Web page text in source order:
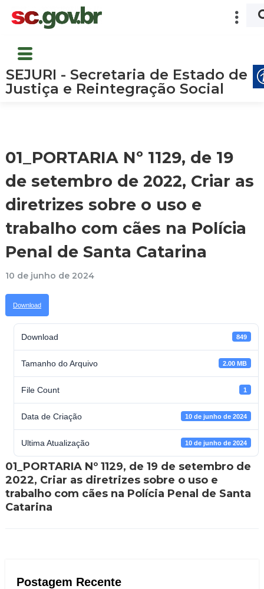
SEJURI - Secretaria de Estado de
Justiça e Reintegração Social
01_PORTARIA Nº 1129, de 19
de setembro de 2022, Criar as
diretrizes sobre o uso e
trabalho com cães na Polícia
Penal de Santa Catarina
10 de junho de 2024
Download
Download 849
Tamanho do Arquivo 2.00 MB
File Count 1
Data de Criação 10 de junho de 2024
Ultima Atualização 10 de junho de 2024
01_PORTARIA Nº 1129, de 19 de setembro de
2022, Criar as diretrizes sobre o uso e
trabalho com cães na Polícia Penal de Santa
Catarina
Postagem Recente